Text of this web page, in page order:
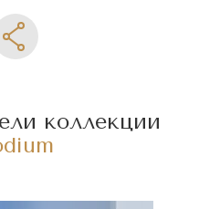
коллекции